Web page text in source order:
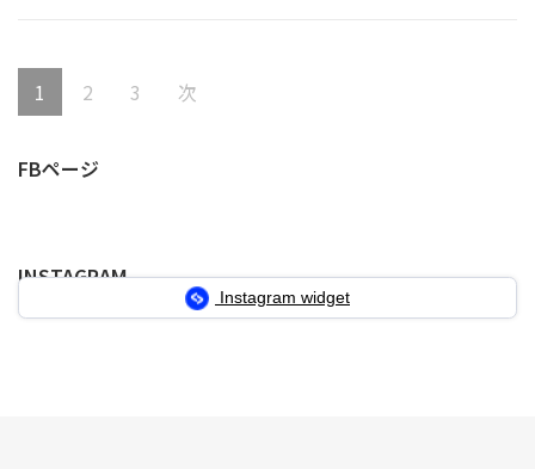
投
の
ー
ジ
固
ペ
ジ
1
固
ペ
ジ
2
固
ジ
3 次
FBページ
INSTAGRAM
Instagram widget